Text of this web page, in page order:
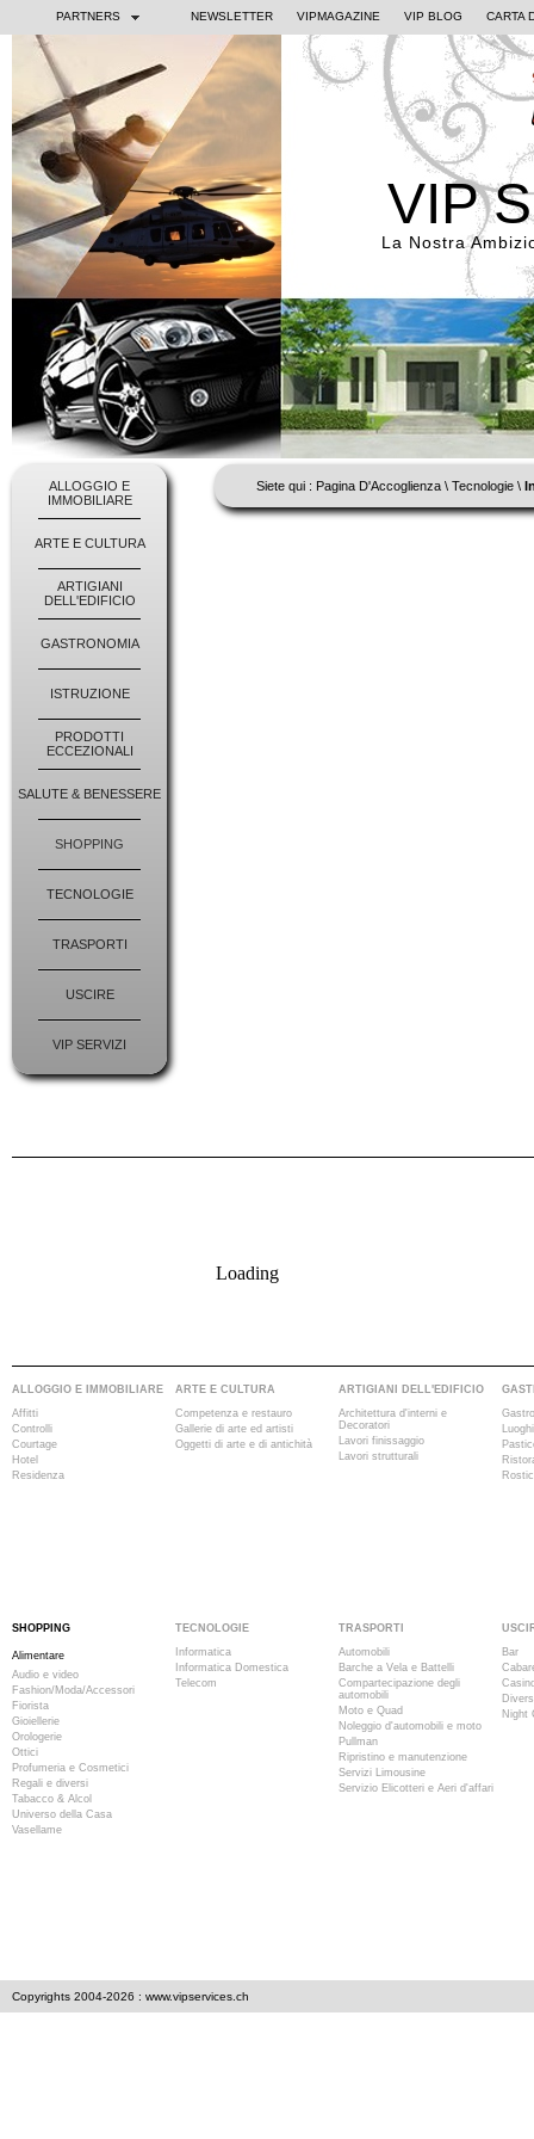
PARTNERS NEWSLETTER VIPMAGAZINE VIP BLOG CARTA
VIP
La Nostra
ALLOGGIO E
IMMOBILIARE
ARTE E CULTURA
ARTIGIANI
DELL'EDIFICIO
GASTRONOMIA
ISTRUZIONE
PRODOTTI
ECCEZIONALI
SALUTE & BENESSERE
SHOPPING
TECNOLOGIE
TRASPORTI
USCIRE
VIP SERVIZI
Siete qui : Pagina D'Accoglienza \ Tecnologie \
Loading
ALLOGGIO E IMMOBILIARE
Affitti
Controlli
Courtage
Hotel
Residenza
ARTE E CULTURA
Competenza e restauro
Gallerie di arte ed artisti
Oggetti di arte e di antichità
ARTIGIANI DELL'EDIFICIO
Architettura d'interni e
Decoratori
Lavori finissaggio
Lavori strutturali
SHOPPING
Alimentare
Audio e video
Fashion/Moda/Accessori
Fiorista
Gioiellerie
Orologerie
Ottici
Profumeria e Cosmetici
Regali e diversi
Tabacco & Alcol
Universo della Casa
Vasellame
TECNOLOGIE
Informatica
Informatica Domestica
Telecom
TRASPORTI
Automobili
Barche a Vela e Battelli
Compartecipazione degli
automobili
Moto e Quad
Noleggio d'automobili e moto
Pullman
Ripristino e manutenzione
Servizi Limousine
Servizio Elicotteri e Aeri d'affari
Bar
Night
Copyrights 2004-2026 : www.vipservices.ch